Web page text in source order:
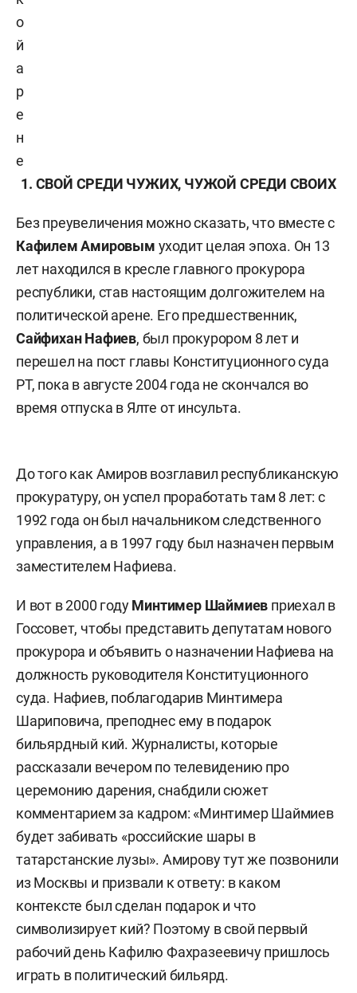
о
й
а
р
е
н
е
1. СВОЙ СРЕДИ ЧУЖИХ, ЧУЖОЙ СРЕДИ СВОИХ
Без преувеличения можно сказать, что вместе с
Кафилем Амировым уходит целая эпоха. Он 13
лет находился в кресле главного прокурора
республики, став настоящим долгожителем на
политической арене. Его предшественник,
Сайфихан Нафиев, был прокурором 8 лет и
перешел на пост главы Конституционного суда
РТ, пока в августе 2004 года не скончался во
время отпуска в Ялте от инсульта.
До того как Амиров возглавил республиканскую
прокуратуру, он успел проработать там 8 лет: с
1992 года он был начальником следственного
управления, а в 1997 году был назначен первым
заместителем Нафиева.
И вот в 2000 годуМинтимер Шаймиев приехал в
Госсовет, чтобы представить депутатам нового
прокурора и объявить о назначении Нафиева на
должность руководителя Конституционного
суда. Нафиев, поблагодарив Минтимера
Шариповича, преподнес ему в подарок
бильярдный кий. Журналисты, которые
рассказали вечером по телевидению про
церемонию дарения, снабдили сюжет
комментарием за кадром: «Минтимер Шаймиев
будет забивать «российские шары в
татарстанские лузы». Амирову тут же позвонили
из Москвы и призвали к ответу: в каком
контексте был сделан подарок и что
символизирует кий? Поэтому в свой первый
рабочий день Кафилю Фахразеевичу пришлось
играть в политический бильярд.